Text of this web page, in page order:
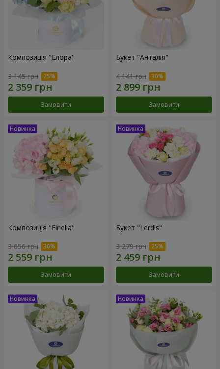
Композиція "Елора"
3 145 грн
Замовити
Букет "Анталія"
4 141 грн
Замовити
Композиція "Finella"
3 656 грн
Замовити
Букет "Lerdis"
3 279 грн
Замовити